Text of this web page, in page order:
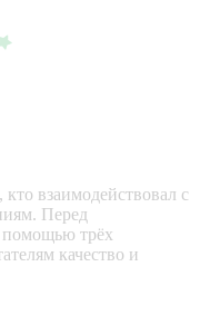
взаимодействовал с
Перед
трёх
качество и